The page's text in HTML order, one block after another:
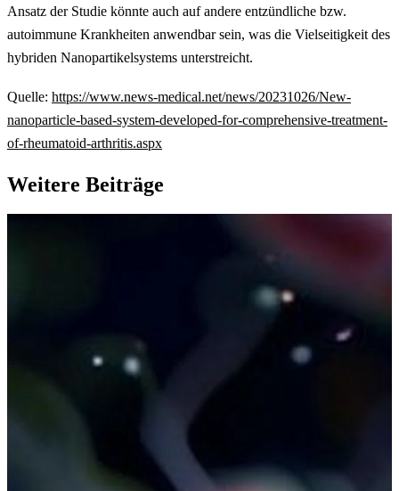
Ansatz der Studie könnte auch auf andere entzündliche bzw.
autoimmune Krankheiten anwendbar sein, was die Vielseitigkeit des
hybriden Nanopartikelsystems unterstreicht.
Quelle: https://www.news-medical.net/news/20231026/New-
nanoparticle-based-system-developed-for-comprehensive-treatment-
of-rheumatoid-arthritis.aspx
Weitere Beiträge